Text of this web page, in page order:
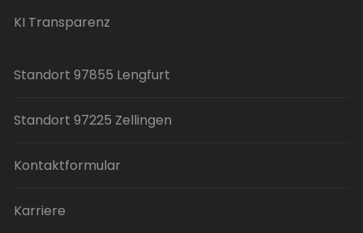
KI Transparenz
Standort 97855 Lengfurt
Standort 97225 Zellingen
Kontaktformular
Karriere